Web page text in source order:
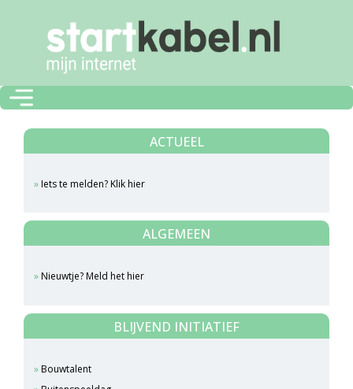
ACTUEEL
Iets te melden? Klik hier
ALGEMEEN
Nieuwtje? Meld het hier
BLIJVEND INITIATIEF
Bouwtalent